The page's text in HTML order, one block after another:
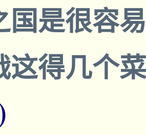
国是很容
这得几个